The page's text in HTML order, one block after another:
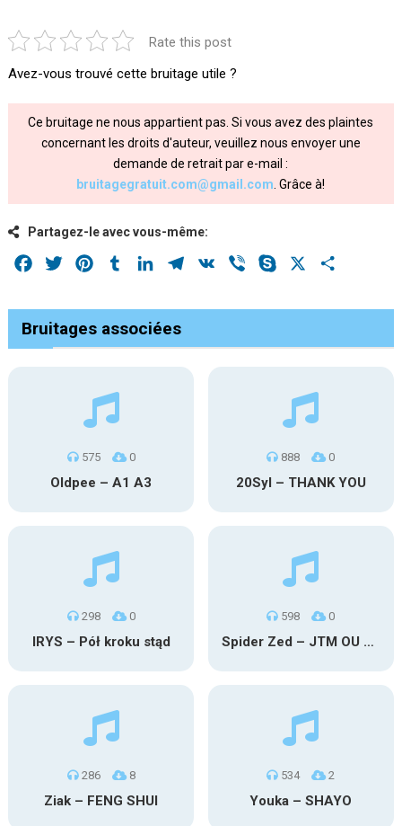
Rate this post
Avez-vous trouvé cette bruitage utile ?
Ce bruitage ne nous appartient pas. Si vous avez des plaintes
concernant les droits d'auteur, veuillez nous envoyer une
demande de retrait par e-mail :
bruitagegratuit.com@gmail.com . Grâce à!
Partagez-le avec vous-même:
Facebook
Twitter PinterestTumblrLinkedInTelegram
VK Viber Skype
Bruitages associées
575 0
Oldpee – A1 A3
888 0
20Syl – THANK YOU
298 0
IRYS – Pół kroku stąd
598 0
Spider Zed – JTM OU TG
286 8
Ziak – FENG SHUI
534 2
Youka – SHAYO